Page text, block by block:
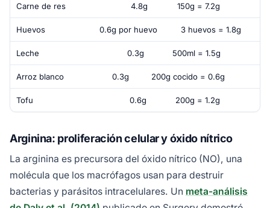
Carne de res 4.8g 150g = 7.2g
Huevos 0.6g por huevo 3 huevos = 1.8g
Leche 0.3g 500ml = 1.5g
Arroz blanco 0.3g 200g cocido = 0.6g
Tofu 0.6g 200g = 1.2g
Arginina: proliferación celular y óxido nítrico
La arginina es precursora del óxido nítrico (NO), una
molécula que los macrófagos usan para destruir
bacterias y parásitos intracelulares. Un meta-análisis